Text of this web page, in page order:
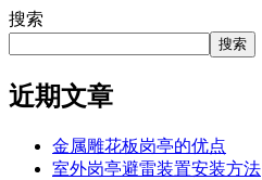
搜索
搜索
近期文章
金属雕花板岗亭的优点
室外岗亭避雷装置安装方法